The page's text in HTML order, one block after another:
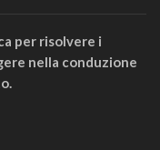
per risolvere i
nella conduzione